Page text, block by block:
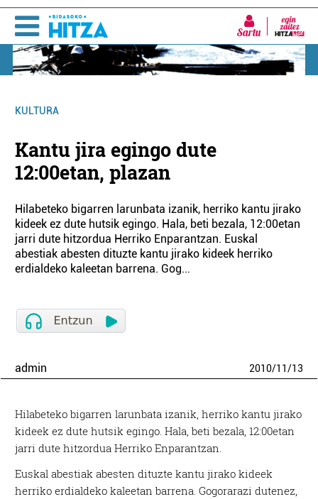
Sartu
KULTURA
Kantu jira egingo dute
12:00etan, plazan
Hilabeteko bigarren larunbata izanik, herriko kantu jirako
kideek ez dute hutsik egingo. Hala, beti bezala, 12:00etan
jarri dute hitzordua Herriko Enparantzan. Euskal
abestiak abesten dituzte kantu jirako kideek herriko
erdialdeko kaleetan barrena. Gog...
admin 2010/11/13
Hilabeteko bigarren larunbata izanik, herriko kantu jirako
kideek ez dute hutsik egingo. Hala, beti bezala, 12:00etan
jarri dute hitzordua Herriko Enparantzan.
Euskal abestiak abesten dituzte kantu jirako kideek
herriko erdialdeko kaleetan barrena. Gogorarazi dutenez,